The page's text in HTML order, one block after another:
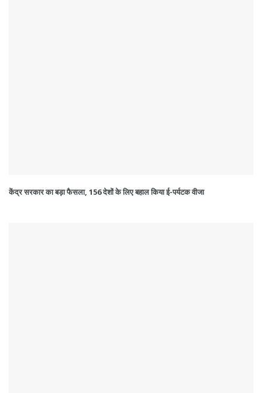
केंद्र सरकार का बड़ा फैसला, 156 देशों के लिए बहाल किया ई-पर्यटक वीजा